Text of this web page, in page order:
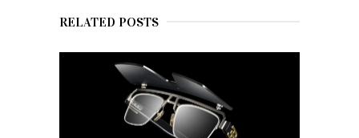
RELATED POSTS